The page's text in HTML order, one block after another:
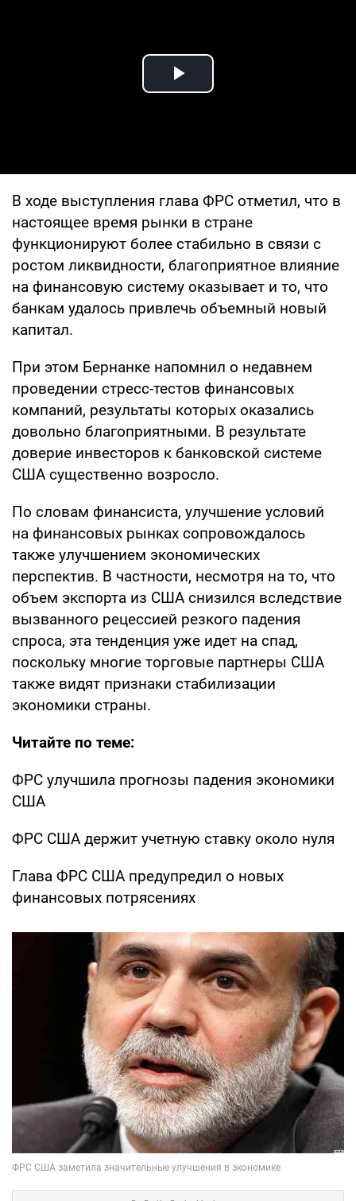
Play Video
В ходе выступления глава ФРС отметил, что в
настоящее время рынки в стране
функционируют более стабильно в связи с
ростом ликвидности, благоприятное влияние
на финансовую систему оказывает и то, что
банкам удалось привлечь объемный новый
капитал.
При этом Бернанке напомнил о недавнем
проведении стресс-тестов финансовых
компаний, результаты которых оказались
довольно благоприятными. В результате
доверие инвесторов к банковской системе
США существенно возросло.
По словам финансиста, улучшение условий
на финансовых рынках сопровождалось
также улучшением экономических
перспектив. В частности, несмотря на то, что
объем экспорта из США снизился вследствие
вызванного рецессией резкого падения
спроса, эта тенденция уже идет на спад,
поскольку многие торговые партнеры США
также видят признаки стабилизации
экономики страны.
Читайте по теме:
ФРС улучшила прогнозы падения экономики
США
ФРС США держит учетную ставку около нуля
Глава ФРС США предупредил о новых
финансовых потрясениях